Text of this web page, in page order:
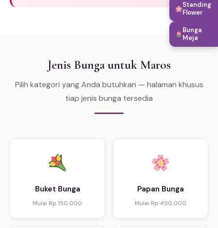
Jenis Bunga untuk Maros
Pilih kategori yang Anda butuhkan — halaman khusus
tiap jenis bunga tersedia
Buket Bunga
Mulai Rp 150.000
Papan Bunga
Mulai Rp 450.000
Standing
Flower
Bunga
Meja